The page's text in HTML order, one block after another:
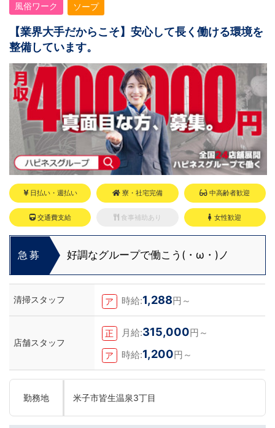
風俗ワーク ソープ
【業界大手だからこそ】安心して長く働ける環境を
整備しています。
日払い・週払い 寮・社宅完備 中高齢者歓迎
交通費支給 食事補助あり 女性歓迎
急募 好調なグループで働こう(・ω・)ノ
清掃スタッフ ア 時給:1,288円～
店舗スタッフ
正 月給:315,000円～
ア 時給:1,200円～
勤務地 米子市皆生温泉3丁目